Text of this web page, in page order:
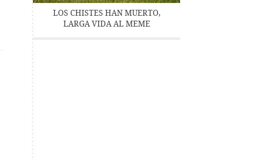
LOS CHISTES HAN MUERTO,
LARGA VIDA AL MEME